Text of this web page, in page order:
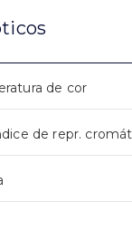
de cor
de repr.